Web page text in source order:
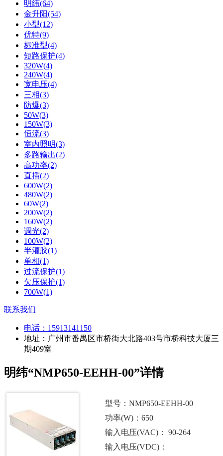
明纬(64)
金升阳(54)
小型(12)
优特(9)
标准型(4)
短路保护(4)
320W(4)
240W(4)
宽电压(4)
三相(3)
防爆(3)
50W(3)
150W(3)
恒流(3)
室内照明(3)
多路输出(2)
高功率(2)
直插(2)
600W(2)
480W(2)
60W(2)
200W(2)
160W(2)
调光(2)
100W(2)
半灌胶(1)
单相(1)
过流保护(1)
欠压保护(1)
700W(1)
联系我们
电话： 15913141150
地址：广州市番禺区市桥街大北路403号市桥科技大厦三
期409室
明纬“NMP650-EEHH-00”详情
型号：NMP650-EEHH-00
功率(W)：650
输入电压(VAC)： 90-264
输入电压(VDC)：